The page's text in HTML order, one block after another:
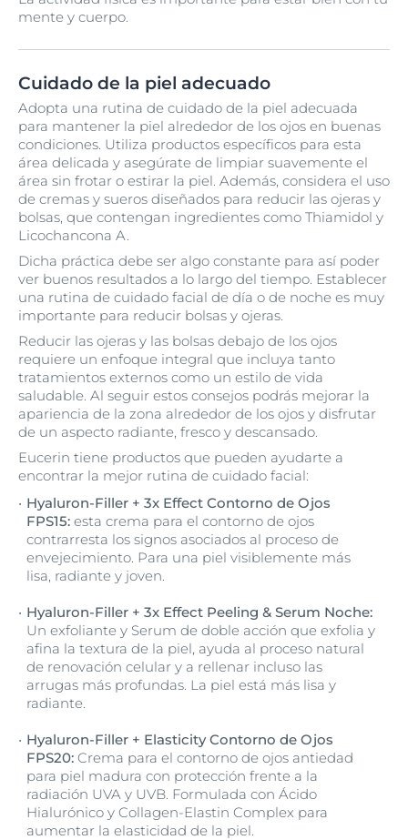
mente y cuerpo.
Cuidado de la piel adecuado
Adopta una rutina de cuidado de la piel adecuada
para mantener la piel alrededor de los ojos en buenas
condiciones. Utiliza productos específicos para esta
área delicada y asegúrate de limpiar suavemente el
área sin frotar o estirar la piel. Además, considera el uso
de cremas y sueros diseñados para reducir las ojeras y
bolsas, que contengan ingredientes como Thiamidol y
Licochancona A.
Dicha práctica debe ser algo constante para así poder
ver buenos resultados a lo largo del tiempo. Establecer
una rutina de cuidado facial de día o de noche es muy
importante para reducir bolsas y ojeras.
Reducir las ojeras y las bolsas debajo de los ojos
requiere un enfoque integral que incluya tanto
tratamientos externos como un estilo de vida
saludable. Al seguir estos consejos podrás mejorar la
apariencia de la zona alrededor de los ojos y disfrutar
de un aspecto radiante, fresco y descansado.
Eucerin tiene productos que pueden ayudarte a
encontrar la mejor rutina de cuidado facial:
Hyaluron-Filler + 3x Effect Contorno de Ojos
FPS15: esta crema para el contorno de ojos
contrarresta los signos asociados al proceso de
envejecimiento. Para una piel visiblemente más
lisa, radiante y joven.
Hyaluron-Filler + 3x Effect Peeling & Serum Noche:
Un exfoliante y Serum de doble acción que exfolia y
afina la textura de la piel, ayuda al proceso natural
de renovación celular y a rellenar incluso las
arrugas más profundas. La piel está más lisa y
radiante.
Hyaluron-Filler + Elasticity Contorno de Ojos
FPS20: Crema para el contorno de ojos antiedad
para piel madura con protección frente a la
radiación UVA y UVB. Formulada con Ácido
Hialurónico y Collagen-Elastin Complex para
aumentar la elasticidad de la piel.